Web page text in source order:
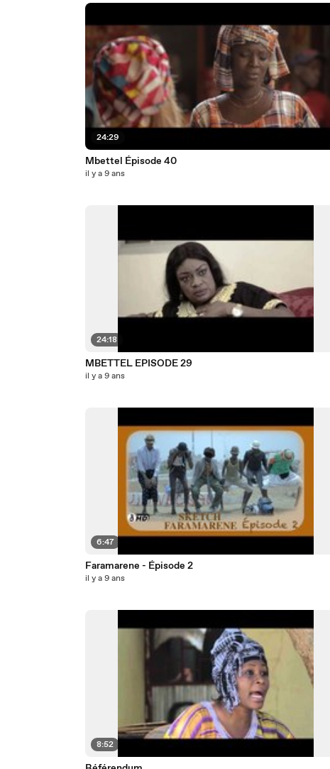
24:29
Mbettel Épisode 40
il y a 9 ans
24:18
MBETTEL EPISODE 29
il y a 9 ans
6:47
Faramarene - Épisode 2
il y a 9 ans
8:52